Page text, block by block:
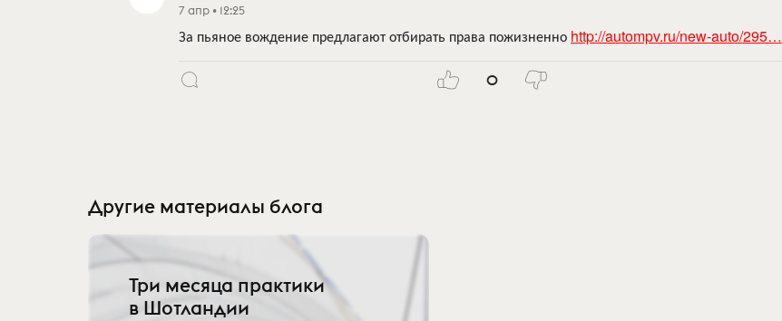
7 апр • 12:25
За пьяное вождение предлагают отбирать права пожизненно http://autompv.ru/new-auto/295…
0
Другие материалы блога
Три месяца практики
в Шотландии